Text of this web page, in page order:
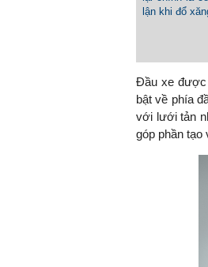
lận khi đổ
Đầu xe được
bật về phía
với lưới tản
góp phần tạo